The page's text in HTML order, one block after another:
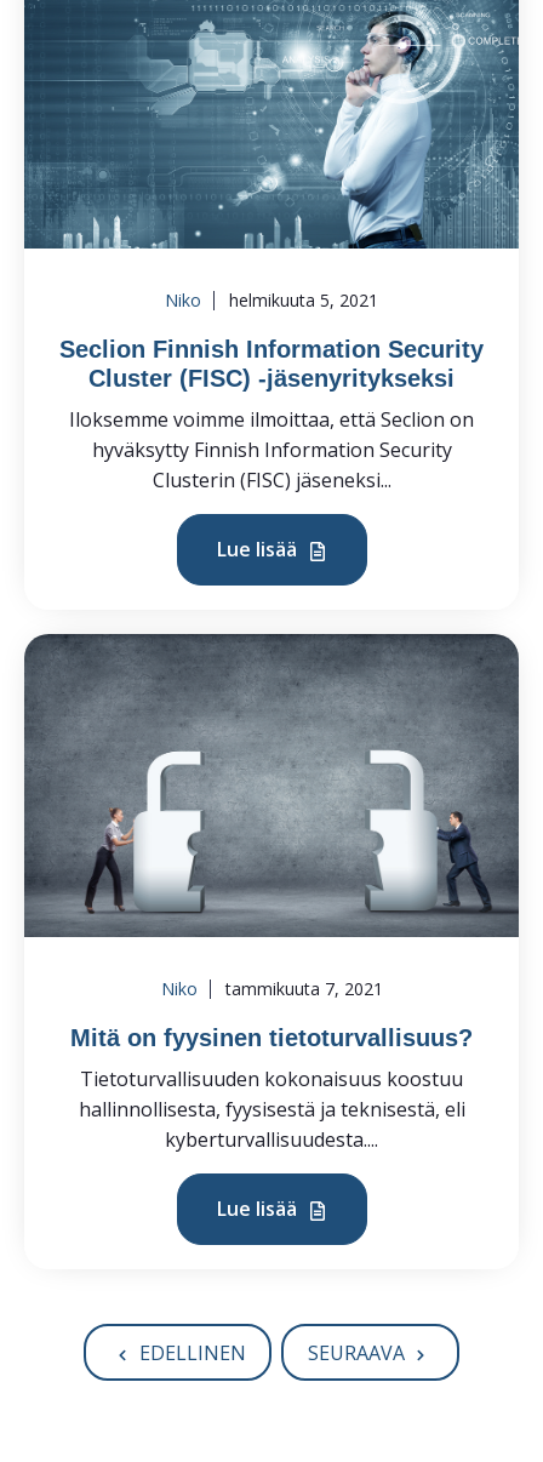
Niko helmikuuta 5, 2021
Seclion Finnish Information Security
Cluster (FISC) -jäsenyritykseksi
Iloksemme voimme ilmoittaa, että Seclion on
hyväksytty Finnish Information Security
Clusterin (FISC) jäseneksi...
Lue lisää
Niko tammikuuta 7, 2021
Mitä on fyysinen tietoturvallisuus?
Tietoturvallisuuden kokonaisuus koostuu
hallinnollisesta, fyysisestä ja teknisestä, eli
kyberturvallisuudesta....
Lue lisää
EDELLINEN SEURAAVA